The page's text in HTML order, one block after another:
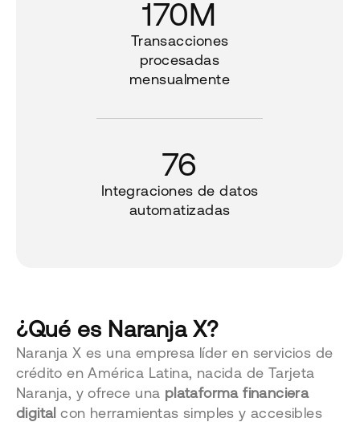
170M
Transacciones
procesadas
mensualmente
76
Integraciones de datos
automatizadas
¿Qué es Naranja X?
Naranja X es una empresa líder en servicios de
crédito en América Latina, nacida de Tarjeta
Naranja, y ofrece una plataforma financiera
digital con herramientas simples y accesibles